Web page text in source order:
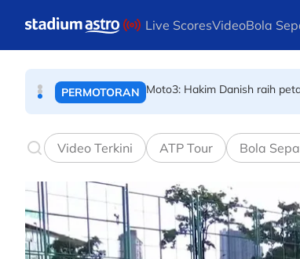
Live ScoresVideoBola
PERMOTORAN
BOLA SEPAK Piala Hyundai ASEAN:
Video Terkini ATP Tour Bola